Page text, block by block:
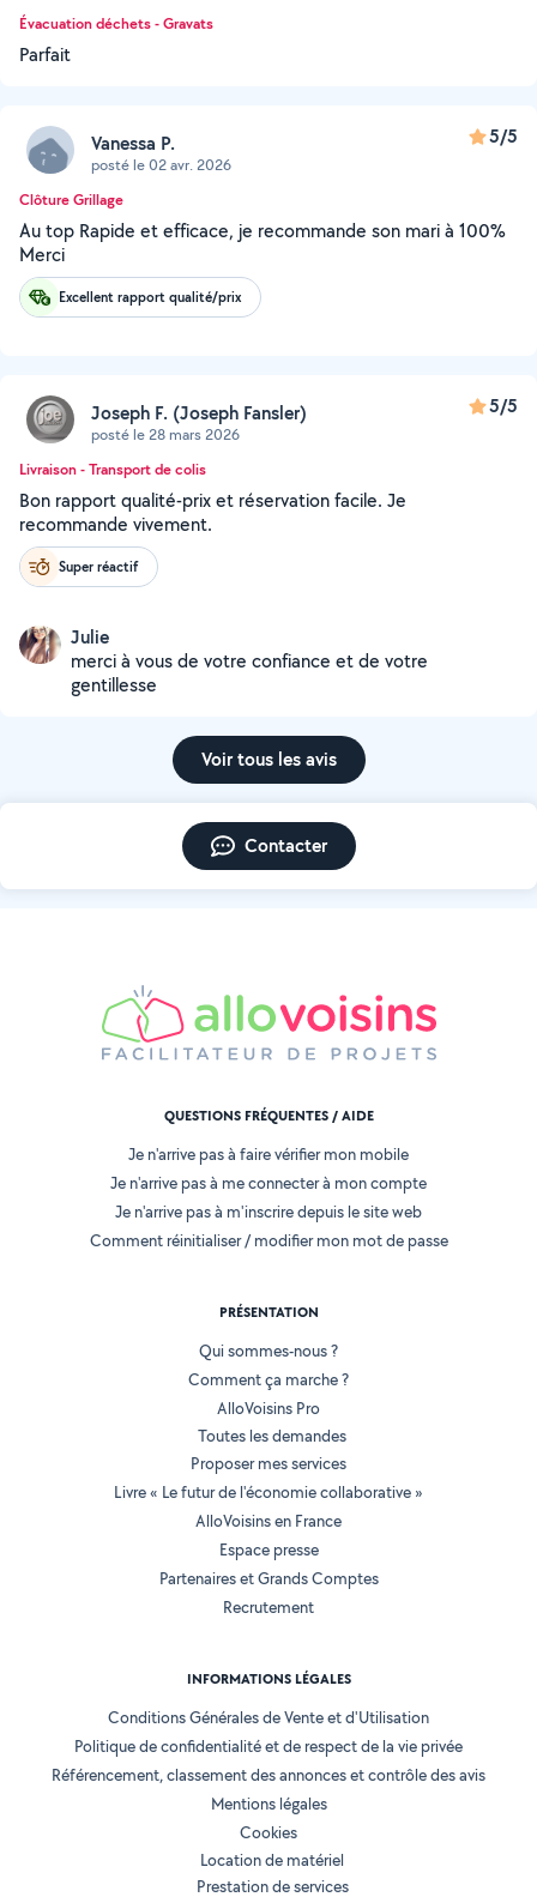
Évacuation déchets - Gravats
Parfait
Vanessa P.
posté le 02 avr. 2026
5/5
Clôture Grillage
Au top Rapide et efficace, je recommande son mari à 100%
Merci
Excellent rapport qualité/prix
Joseph F. (Joseph Fansler)
posté le 28 mars 2026
5/5
Livraison - Transport de colis
Bon rapport qualité-prix et réservation facile. Je
recommande vivement.
Super réactif
Julie
merci à vous de votre confiance et de votre
gentillesse
Voir tous les avis
Contacter
QUESTIONS FRÉQUENTES / AIDE
Je n'arrive pas à faire vérifier mon mobile
Je n'arrive pas à me connecter à mon compte
Je n'arrive pas à m'inscrire depuis le site web
Comment réinitialiser / modifier mon mot de passe
PRÉSENTATION
Qui sommes-nous ?
Comment ça marche ?
AlloVoisins Pro
Toutes les demandes
Proposer mes services
Livre « Le futur de l'économie collaborative »
AlloVoisins en France
Espace presse
Partenaires et Grands Comptes
Recrutement
INFORMATIONS LÉGALES
Conditions Générales de Vente et d'Utilisation
Politique de confidentialité et de respect de la vie privée
Référencement, classement des annonces et contrôle des avis
Mentions légales
Cookies
Location de matériel
Prestation de services